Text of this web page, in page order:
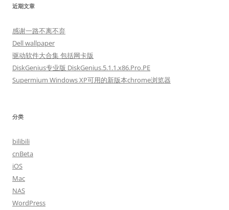
近期文章
感谢一路不离不弃
Dell wallpaper
驱动软件大合集 包括网卡版
DiskGenius专业版 DiskGenius.5.1.1.x86.Pro.PE
Supermium Windows XP可用的新版本chrome浏览器
分类
bilibili
cnBeta
iOS
Mac
NAS
WordPress